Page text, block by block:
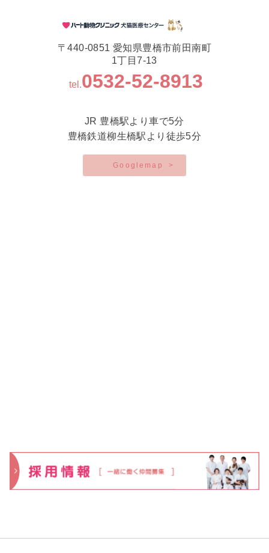
〒440-0851 愛知県豊橋市前田南町
1丁目7-13
tel.0532-52-8913
JR 豊橋駅より車で5分
豊橋鉄道柳生橋駅より徒歩5分
Googlemap >